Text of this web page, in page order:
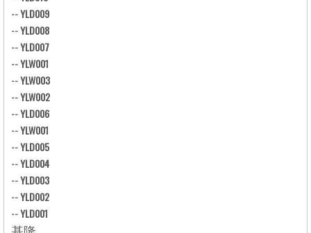
--YLD009
--YLD008
--YLD007
--YLW001
--YLW003
--YLW002
--YLD006
--YLW001
--YLD005
--YLD004
--YLD003
--YLD002
--YLD001